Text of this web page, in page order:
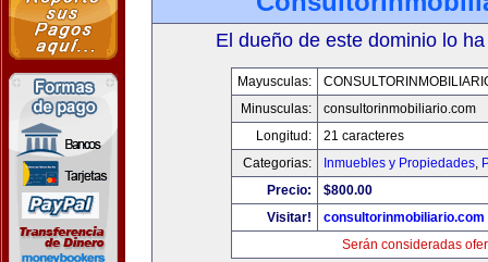
El dueño de este dominio lo
Mayusculas:
Minusculas:
consultorinmobiliario.com
Longitud:
21 caracteres
Categorias:
Inmuebles y Propiedades,
Precio:
$800.00
Visitar!
consultorinmobiliario.com
Serán consideradas